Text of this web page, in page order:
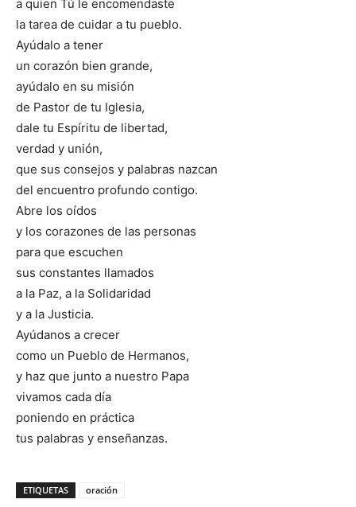
a quien Tú le encomendaste
la tarea de cuidar a tu pueblo.
Ayúdalo a tener
un corazón bien grande,
ayúdalo en su misión
de Pastor de tu Iglesia,
dale tu Espíritu de libertad,
verdad y unión,
que sus consejos y palabras nazcan
del encuentro profundo contigo.
Abre los oídos
y los corazones de las personas
para que escuchen
sus constantes llamados
a la Paz, a la Solidaridad
y a la Justicia.
Ayúdanos a crecer
como un Pueblo de Hermanos,
y haz que junto a nuestro Papa
vivamos cada día
poniendo en práctica
tus palabras y enseñanzas.
ETIQUETAS oración